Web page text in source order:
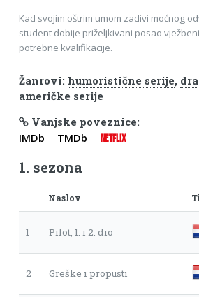
Kad svojim oštrim umom zadivi moćnog
student dobije priželjkivani posao
potrebne kvalifikacije.
Žanrovi: humoristične serije,
američke serije
Vanjske poveznice:
IMDb TMDb NETFLIX
1. sezona
Naslov
1 Pilot, 1. i 2. dio
2 Greške i propusti